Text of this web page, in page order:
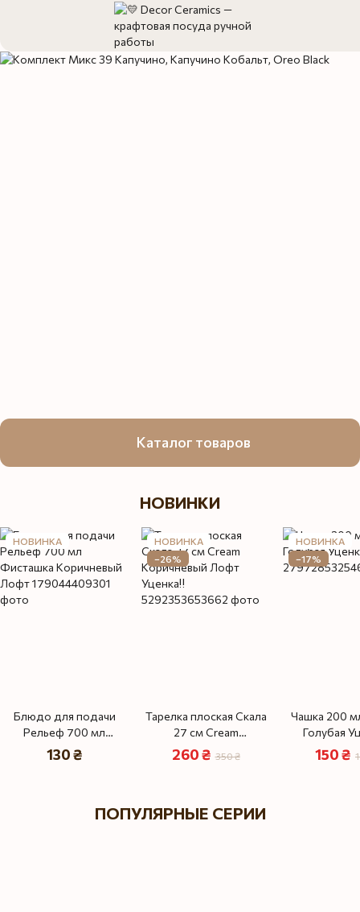
Каталог товаров
НОВИНКИ
НОВИНКА
Блюдо для подачи
Рельеф 700 мл
Фисташка Коричневый
Лофт
130 ₴
НОВИНКА
−26%
Тарелка плоская Скала
27 см Cream
Коричневый Лофт
Уценка‼️
260 ₴ 350 ₴
НОВИНКА
−17%
Чашка 200
Голубая
150 ₴
ПОПУЛЯРНЫЕ СЕРИИ